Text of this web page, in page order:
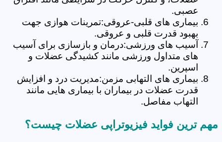
عصبی.
بیماری های قلبی-عروقی:تمرینات هوازی جهت
بهبود قدرت قلبی و عروقی.
آسیب های ورزشی:درمان و بازسازی برای آسیب
های متداول ورزشی مانند کشیدگی عضلات و
اسپرین.
بیماری های التهابی مزمن:مدیریت درد و افزایش
قدرت عضلات در بیماران با بیماری هایی مانند
التهاب مفاصل.
مهم ترین فواید فیزیوتراپی عضلات چیست؟